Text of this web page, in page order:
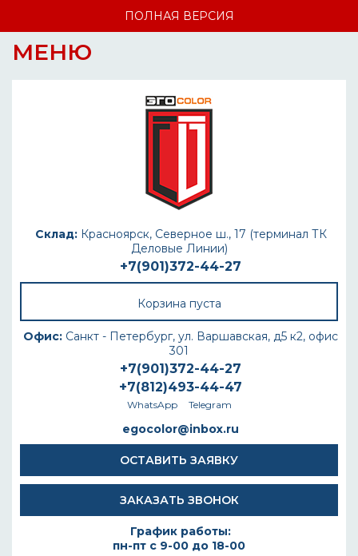
ПОЛНАЯ ВЕРСИЯ
МЕНЮ
Склад:Красноярск, Северное ш., 17 (терминал ТК
Деловые Линии)
+7(901)372-44-27
Корзина пуста
Офис: Санкт - Петербург, ул. Варшавская, д5 к2, офис
301
+7(901)372-44-27
+7(812)493-44-47
WhatsApp Telegram
egocolor@inbox.ru
ОСТАВИТЬ ЗАЯВКУ
ЗАКАЗАТЬ ЗВОНОК
График работы:
пн-пт с 9-00 до 18-00